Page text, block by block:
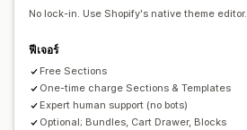
การทดสอบ A/B
No lock-in. Use Shopify's native theme editor.
ฟีเจอร์
Free Sections
One-time charge Sections & Templates
Expert human support (no bots)
Optional; Bundles, Cart Drawer, Blocks